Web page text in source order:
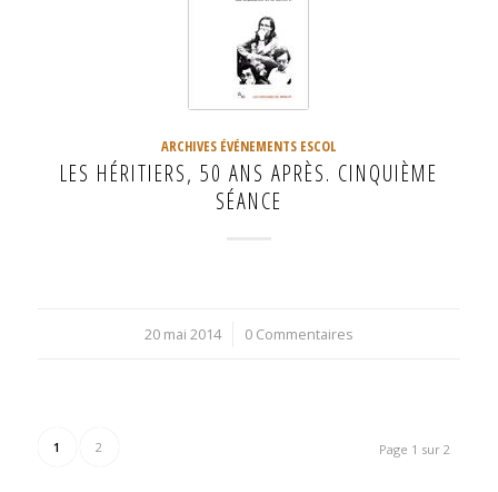
ARCHIVES ÉVÉNEMENTS ESCOL
LES HÉRITIERS, 50 ANS APRÈS. CINQUIÈME
SÉANCE
20 mai 2014
/ 0 Commentaires
Page 1 sur 2
1 2